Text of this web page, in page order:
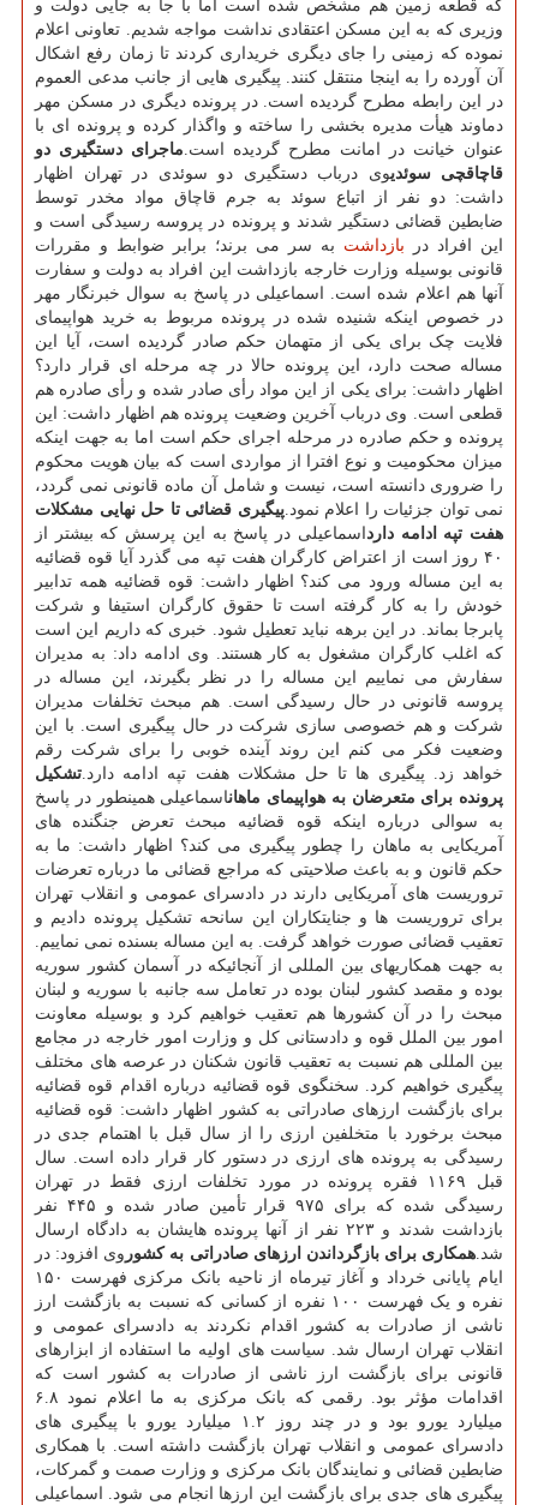
که قطعه زمین هم مشخص شده است اما با جا به جایی دولت و
وزیری که به این مسکن اعتقادی نداشت مواجه شدیم. تعاونی اعلام
نموده که زمینی را جای دیگری خریداری کردند تا زمان رفع اشکال
آن آورده را به اینجا منتقل کنند. پیگیری هایی از جانب مدعی العموم
در این رابطه مطرح گردیده است. در پرونده دیگری در مسکن مهر
دماوند هیأت مدیره بخشی را ساخته و واگذار کرده و پرونده ای با
عنوان خیانت در امانت مطرح گردیده است. ماجرای دستگیری دو
قاچاقچی سوئدیوی درباب دستگیری دو سوئدی در تهران اظهار
داشت: دو نفر از اتباع سوئد به جرم قاچاق مواد مخدر توسط
ضابطین قضائی دستگیر شدند و پرونده در پروسه رسیدگی است و
این افراد در بازداشت به سر می برند؛ برابر ضوابط و مقررات
قانونی بوسیله وزارت خارجه بازداشت این افراد به دولت و سفارت
آنها هم اعلام شده است. اسماعیلی در پاسخ به سوال خبرنگار مهر
در خصوص اینکه شنیده شده در پرونده مربوط به خرید هواپیمای
فلایت چک برای یکی از متهمان حکم صادر گردیده است، آیا این
مساله صحت دارد، این پرونده حالا در چه مرحله ای قرار دارد؟
اظهار داشت: برای یکی از این مواد رأی صادر شده و رأی صادره هم
قطعی است. وی درباب آخرین وضعیت پرونده هم اظهار داشت: این
پرونده و حکم صادره در مرحله اجرای حکم است اما به جهت اینکه
میزان محکومیت و نوع افترا از مواردی است که بیان هویت محکوم
را ضروری دانسته است، نیست و شامل آن ماده قانونی نمی گردد،
نمی توان جزئیات را اعلام نمود.پیگیری قضائی تا حل نهایی مشکلات
هفت تپه ادامه دارد اسماعیلی در پاسخ به این پرسش که بیشتر از
۴۰ روز است از اعتراض کارگران هفت تپه می گذرد آیا قوه قضائیه
به این مساله ورود می کند؟ اظهار داشت: قوه قضائیه همه تدابیر
خودش را به کار گرفته است تا حقوق کارگران استیفا و شرکت
پابرجا بماند. در این برهه نباید تعطیل شود. خبری که داریم این است
که اغلب کارگران مشغول به کار هستند. وی ادامه داد: به مدیران
سفارش می نماییم این مساله را در نظر بگیرند، این مساله در
پروسه قانونی در حال رسیدگی است. هم مبحث تخلفات مدیران
شرکت و هم خصوصی سازی شرکت در حال پیگیری است. با این
وضعیت فکر می کنم این روند آینده خوبی را برای شرکت رقم
خواهد زد. پیگیری ها تا حل مشکلات هفت تپه ادامه دارد. تشکیل
پرونده برای متعرضان به هواپیمای ماهاناسماعیلی همینطور در پاسخ
به سوالی درباره اینکه قوه قضائیه مبحث تعرض جنگنده های
آمریکایی به ماهان را چطور پیگیری می کند؟ اظهار داشت: ما به
حکم قانون و به باعث صلاحیتی که مراجع قضائی ما درباره تعرضات
تروریست های آمریکایی دارند در دادسرای عمومی و انقلاب تهران
برای تروریست ها و جنایتکاران این سانحه تشکیل پرونده دادیم و
تعقیب قضائی صورت خواهد گرفت. به این مساله بسنده نمی نماییم.
به جهت همکاریهای بین المللی از آنجائیکه در آسمان کشور سوریه
بوده و مقصد کشور لبنان بوده در تعامل سه جانبه با سوریه و لبنان
مبحث را در آن کشورها هم تعقیب خواهیم کرد و بوسیله معاونت
امور بین الملل قوه و دادستانی کل و وزارت امور خارجه در مجامع
بین المللی هم نسبت به تعقیب قانون شکنان در عرصه های مختلف
پیگیری خواهیم کرد. سخنگوی قوه قضائیه درباره اقدام قوه قضائیه
برای بازگشت ارزهای صادراتی به کشور اظهار داشت: قوه قضائیه
مبحث برخورد با متخلفین ارزی را از سال قبل با اهتمام جدی در
رسیدگی به پرونده های ارزی در دستور کار قرار داده است. سال
قبل ۱۱۶۹ فقره پرونده در مورد تخلفات ارزی فقط در تهران
رسیدگی شده که برای ۹۷۵ قرار تأمین صادر شده و ۴۴۵ نفر
بازداشت شدند و ۲۲۳ نفر از آنها پرونده هایشان به دادگاه ارسال
شد. همکاری برای بازگرداندن ارزهای صادراتی به کشور وی افزود: در
ایام پایانی خرداد و آغاز تیرماه از ناحیه بانک مرکزی فهرست ۱۵۰
نفره و یک فهرست ۱۰۰ نفره از کسانی که نسبت به بازگشت ارز
ناشی از صادرات به کشور اقدام نکردند به دادسرای عمومی و
انقلاب تهران ارسال شد. سیاست های اولیه ما استفاده از ابزارهای
قانونی برای بازگشت ارز ناشی از صادرات به کشور است که
اقدامات مؤثر بود. رقمی که بانک مرکزی به ما اعلام نمود ۶.۸
میلیارد یورو بود و در چند روز ۱.۲ میلیارد یورو با پیگیری های
دادسرای عمومی و انقلاب تهران بازگشت داشته است. با همکاری
ضابطین قضائی و نمایندگان بانک مرکزی و وزارت صمت و گمرکات،
پیگیری های جدی برای بازگشت این ارزها انجام می شود. اسماعیلی